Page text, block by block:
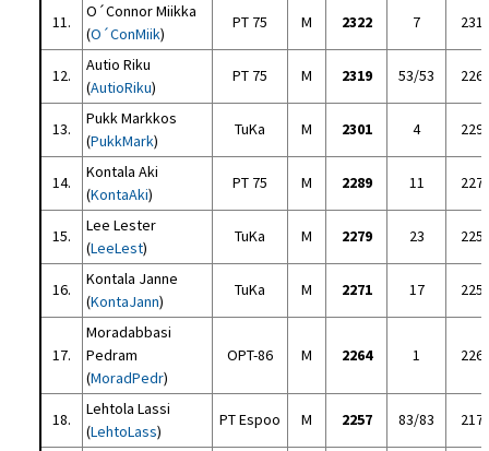
11.
O´Connor Miikka
(O´ConMiik)
PT 75 M 2322 7
12.
Autio Riku
(AutioRiku)
PT 75 M 2319 53/53
13.
Pukk Markkos
(PukkMark)
TuKa M 2301 4
14.
Kontala Aki
(KontaAki)
PT 75 M 2289 11
15.
Lee Lester
(LeeLest)
TuKa M 2279 23
16.
Kontala Janne
(KontaJann)
TuKa M 2271 17
17.
Moradabbasi
Pedram
(MoradPedr)
OPT-86 M 2264 1
18.
Lehtola Lassi
(LehtoLass)
PT Espoo M 2257 83/83